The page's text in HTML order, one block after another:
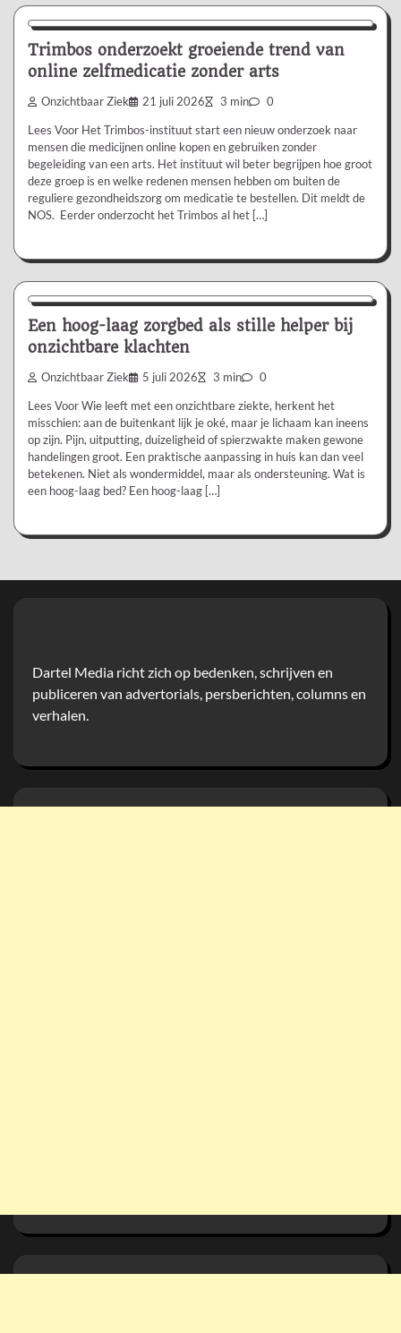
Nieuws/Informatie
Trimbos onderzoekt groeiende trend van
online zelfmedicatie zonder arts
Onzichtbaar Ziek 21 juli 2026 3 min 0
Lees Voor Het Trimbos-instituut start een nieuw onderzoek naar
mensen die medicijnen online kopen en gebruiken zonder
begeleiding van een arts. Het instituut wil beter begrijpen hoe groot
deze groep is en welke redenen mensen hebben om buiten de
reguliere gezondheidszorg om medicatie te bestellen. Dit meldt de
NOS. Eerder onderzocht het Trimbos al het […]
Aanbevolen
Een hoog-laag zorgbed als stille helper bij
onzichtbare klachten
Onzichtbaar Ziek 5 juli 2026 3 min 0
Lees Voor Wie leeft met een onzichtbare ziekte, herkent het
misschien: aan de buitenkant lijk je oké, maar je lichaam kan ineens
op zijn. Pijn, uitputting, duizeligheid of spierzwakte maken gewone
handelingen groot. Een praktische aanpassing in huis kan dan veel
betekenen. Niet als wondermiddel, maar als ondersteuning. Wat is
een hoog-laag bed? Een hoog-laag […]
Dartel Media richt zich op bedenken, schrijven en
publiceren van advertorials, persberichten, columns en
verhalen.